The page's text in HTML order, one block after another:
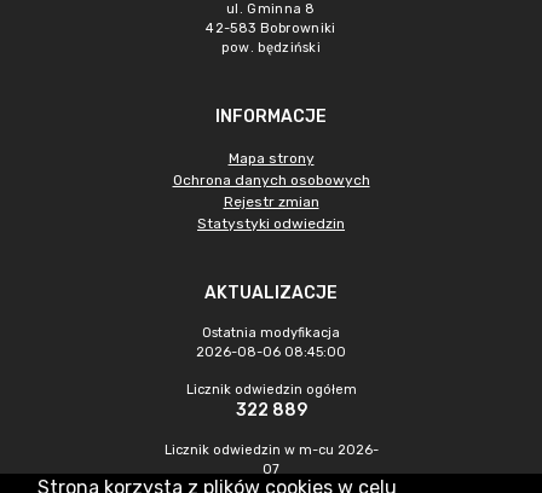
ul. Gminna 8
42-583 Bobrowniki
pow. będziński
INFORMACJE
Mapa strony
Ochrona danych osobowych
Rejestr zmian
Statystyki odwiedzin
AKTUALIZACJE
Ostatnia modyfikacja
2026-08-06 08:45:00
Licznik odwiedzin ogółem
322 889
Licznik odwiedzin w m-cu 2026-
07
Strona korzysta z plików cookies w celu